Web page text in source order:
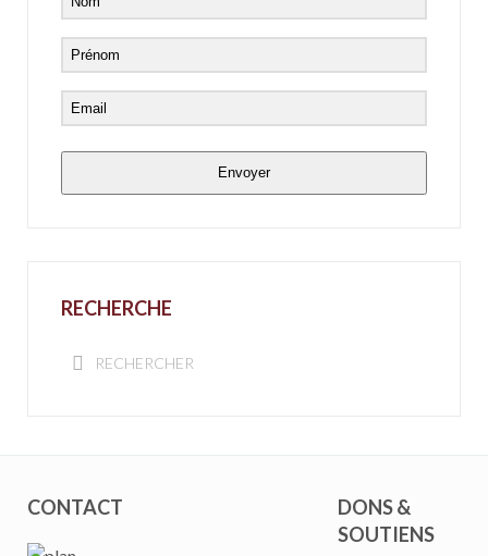
Envoyer
RECHERCHE
CONTACT
DONS &
SOUTIENS